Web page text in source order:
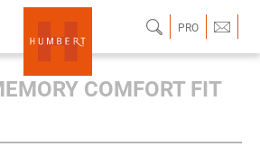
PRO
COMFORT FIT